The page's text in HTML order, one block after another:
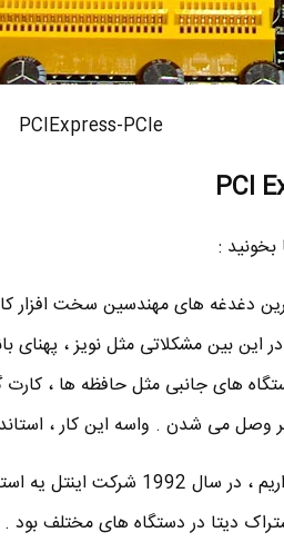
PCIExpress-PCIe
:
دغدغه های مهندسین سخت افزار
این بین مشکلاتی مثل نویز ، پهنای
های جانبی مثل حافظه ها ،
وصل می شدن . واسه این کار ،